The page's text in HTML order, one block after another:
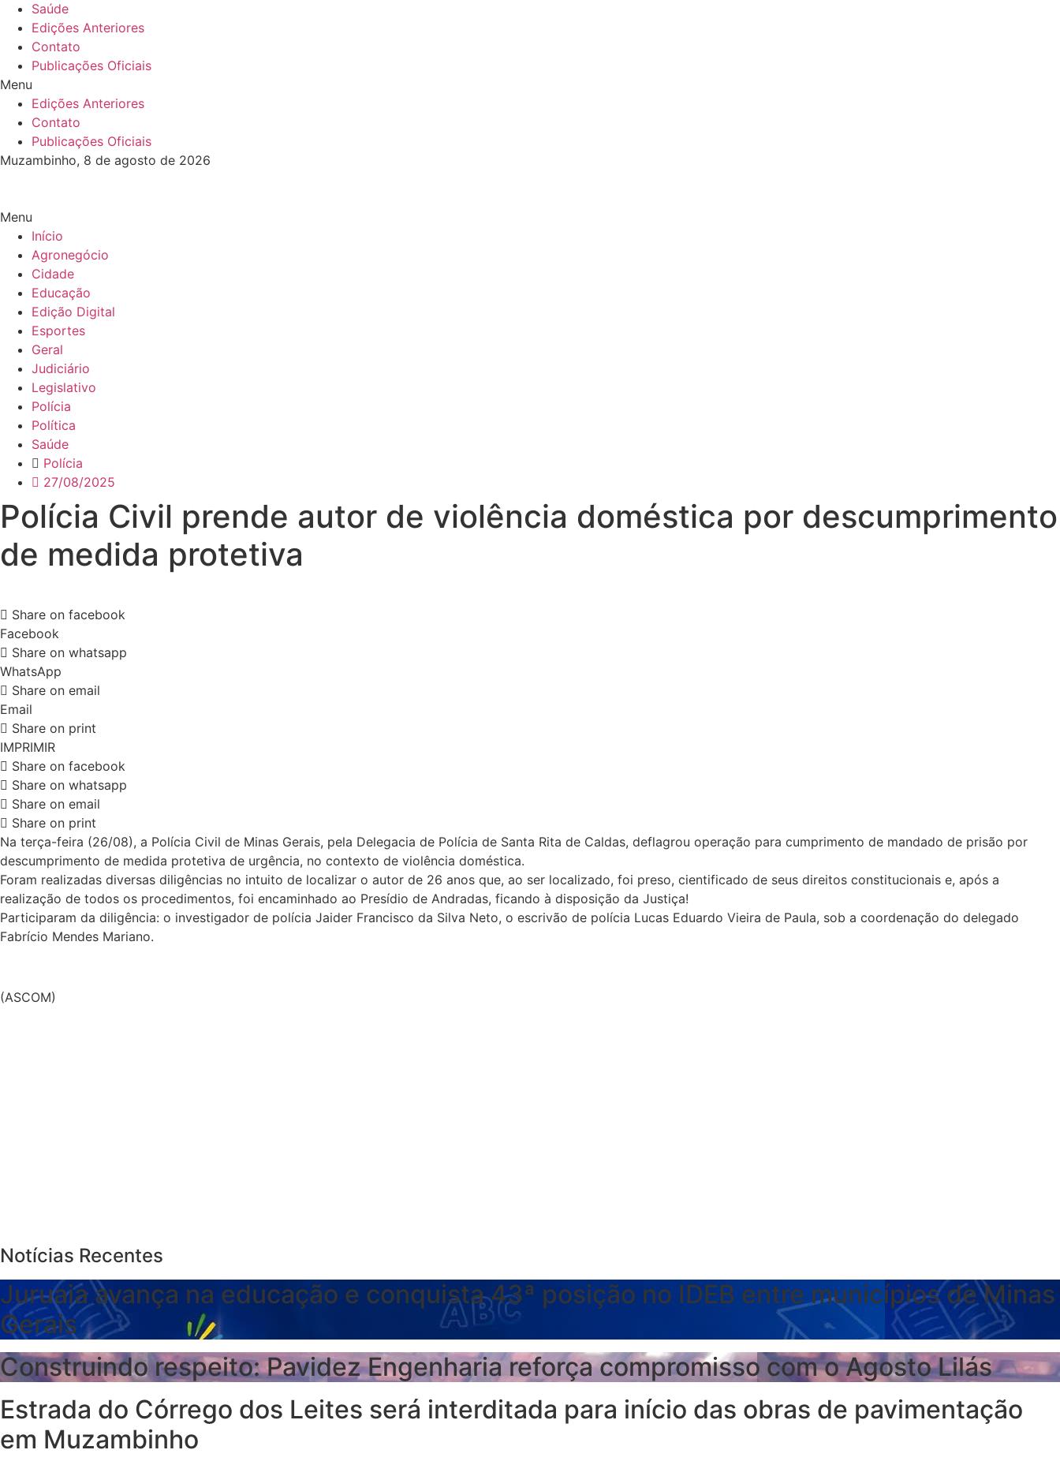
Saúde
Edições Anteriores
Contato
Publicações Oficiais
Menu
Edições Anteriores
Contato
Publicações Oficiais
Muzambinho, 8 de agosto de 2026
Menu
Início
Agronegócio
Cidade
Educação
Edição Digital
Esportes
Geral
Judiciário
Legislativo
Polícia
Política
Saúde
Polícia
27/08/2025
Polícia Civil prende autor de violência doméstica por descumprimento
de medida protetiva
Share on facebook
Facebook
Share on whatsapp
WhatsApp
Share on email
Email
Share on print
IMPRIMIR
Share on facebook
Share on whatsapp
Share on email
Share on print
Na terça-feira (26/08), a Polícia Civil de Minas Gerais, pela Delegacia de Polícia de Santa Rita de Caldas, deflagrou operação para cumprimento de mandado de prisão por
descumprimento de medida protetiva de urgência, no contexto de violência doméstica.
Foram realizadas diversas diligências no intuito de localizar o autor de 26 anos que, ao ser localizado, foi preso, cientificado de seus direitos constitucionais e, após a
realização de todos os procedimentos, foi encaminhado ao Presídio de Andradas, ficando à disposição da Justiça!
Participaram da diligência: o investigador de polícia Jaider Francisco da Silva Neto, o escrivão de polícia Lucas Eduardo Vieira de Paula, sob a coordenação do delegado
Fabrício Mendes Mariano.
(ASCOM)
Notícias Recentes
Juruaia avança na educação e conquista 43ª posição no IDEB entre municípios de Minas
Gerais
Construindo respeito: Pavidez Engenharia reforça compromisso com o Agosto Lilás
Estrada do Córrego dos Leites será interditada para início das obras de pavimentação
em Muzambinho